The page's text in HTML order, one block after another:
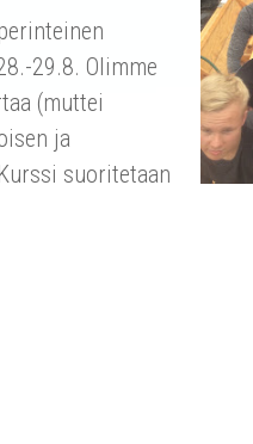
29.8. Olimme
(muttei
ja
suoritetaan